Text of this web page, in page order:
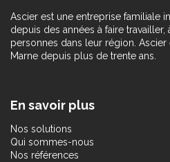
Ascier est une entreprise familiale
depuis des années à faire
personnes dans leur région.
Marne depuis plus de trente ans.
En savoir plus
Nos solutions
Qui sommes-nous
Nos références